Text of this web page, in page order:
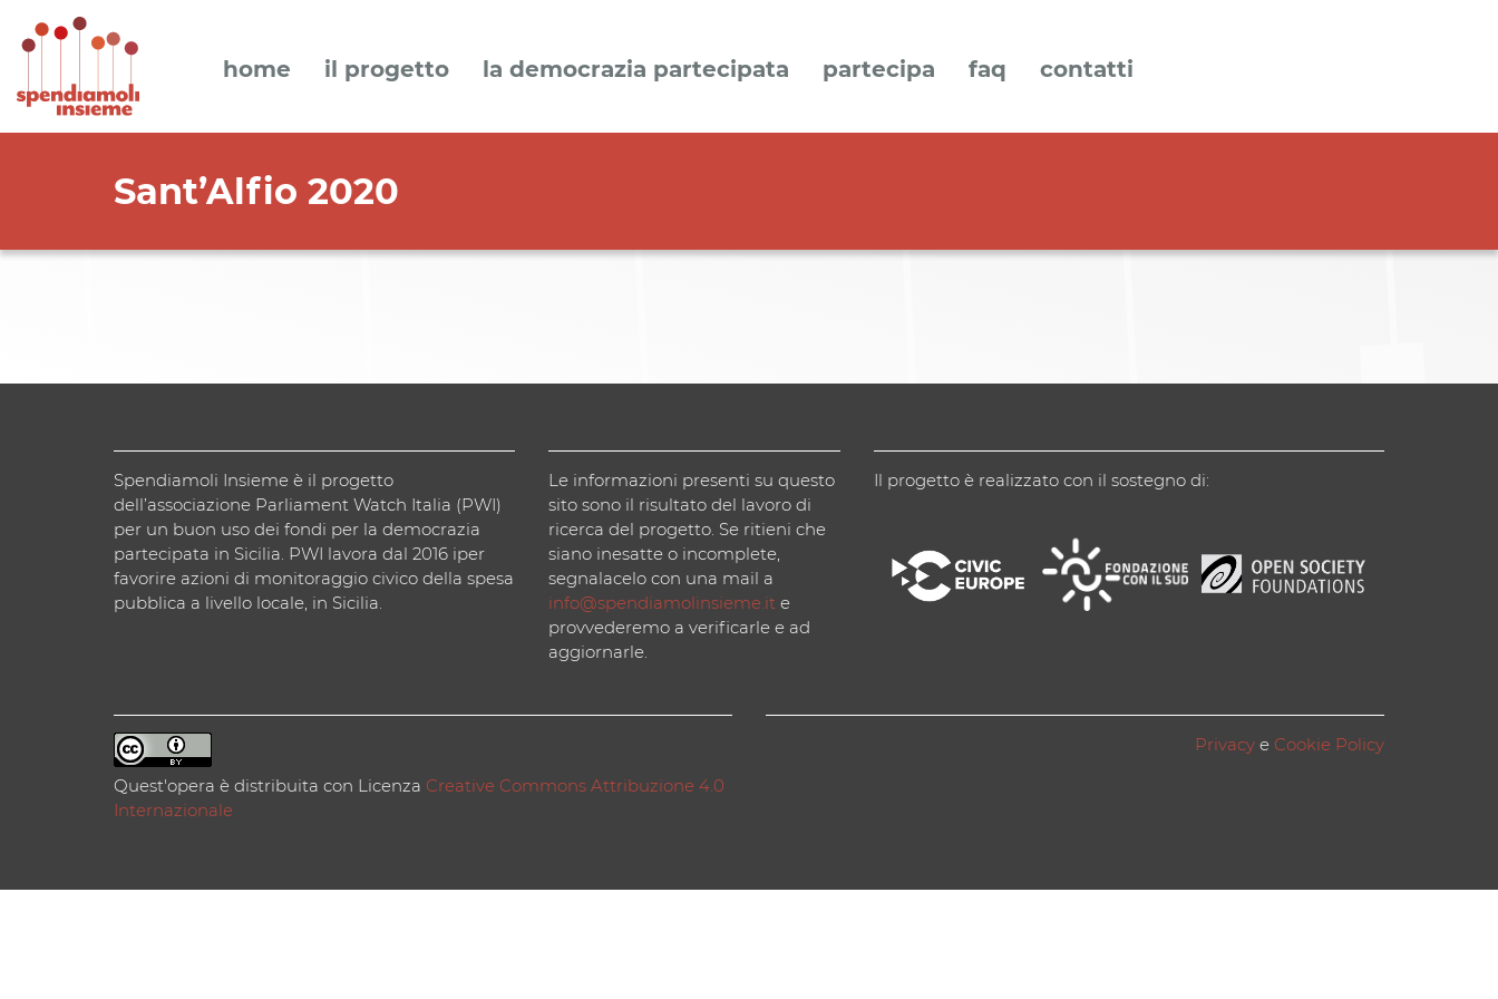
home il progetto la democrazia partecipata partecipa faq contatti
Sant’Alfio 2020
Spendiamoli Insieme è il progetto
dell’associazione Parliament Watch Italia (PWI)
per un buon uso dei fondi per la democrazia
partecipata in Sicilia. PWI lavora dal 2016 iper
favorire azioni di monitoraggio civico della spesa
pubblica a livello locale, in Sicilia.
Le informazioni presenti su questo
sito sono il risultato del lavoro di
ricerca del progetto. Se ritieni che
siano inesatte o incomplete,
segnalacelo con una mail a
info@spendiamolinsieme.ite
provvederemo a verificarle e ad
aggiornarle.
Il progetto è realizzato con il sostegno di:
Quest'opera è distribuita con Licenza Creative Commons Attribuzione 4.0
Internazionale
Privacy e Cookie Policy